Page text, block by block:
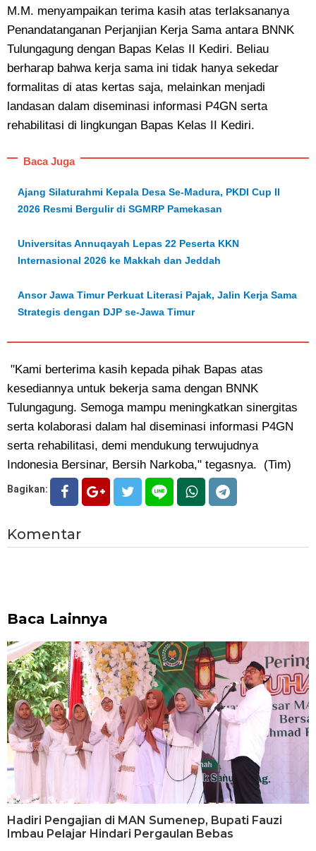
M.M. menyampaikan terima kasih atas terlaksananya
Penandatanganan Perjanjian Kerja Sama antara BNNK
Tulungagung dengan Bapas Kelas II Kediri. Beliau
berharap bahwa kerja sama ini tidak hanya sekedar
formalitas di atas kertas saja, melainkan menjadi
landasan dalam diseminasi informasi P4GN serta
rehabilitasi di lingkungan Bapas Kelas II Kediri.
Baca Juga
Ajang Silaturahmi Kepala Desa Se-Madura, PKDI Cup II
2026 Resmi Bergulir di SGMRP Pamekasan
Universitas Annuqayah Lepas 22 Peserta KKN
Internasional 2026 ke Makkah dan Jeddah
Ansor Jawa Timur Perkuat Literasi Pajak, Jalin Kerja Sama
Strategis dengan DJP se-Jawa Timur
"Kami berterima kasih kepada pihak Bapas atas
kesediannya untuk bekerja sama dengan BNNK
Tulungagung. Semoga mampu meningkatkan sinergitas
serta kolaborasi dalam hal diseminasi informasi P4GN
serta rehabilitasi, demi mendukung terwujudnya
Indonesia Bersinar, Bersih Narkoba," tegasnya. (Tim)
Bagikan:
Komentar
Baca Lainnya
Hadiri Pengajian di MAN Sumenep, Bupati Fauzi
Imbau Pelajar Hindari Pergaulan Bebas